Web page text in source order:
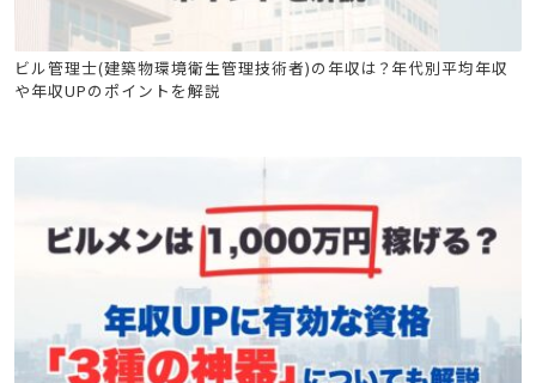
ビル管
ビル管理士(建築物環境衛生管理技術者)の年収は？年代別平均年収
や年収UPのポイントを解説